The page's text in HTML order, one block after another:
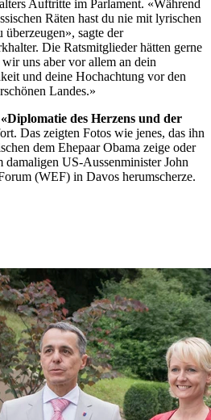
Auftritte im Parlament. «Während
Räten hast du nie mit lyrischen
sagte der
Die Ratsmitglieder hätten gerne
uns aber vor allem an dein
und deine Hochachtung vor den
Landes.»
«Diplomatie des Herzens und der
Das zeigten Fotos wie jenes, das ihn
dem Ehepaar Obama zeige oder
US-Aussenminister John
(WEF) in Davos herumscherze.